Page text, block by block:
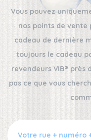
Vous pouvez
nos points de vente
cadeau de dernière
toujours le cadeau
revendeurs VIB® près
pas ce que vous